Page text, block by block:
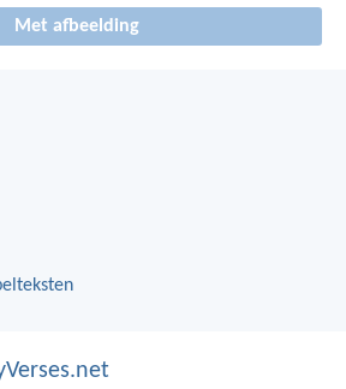
Met afbeelding